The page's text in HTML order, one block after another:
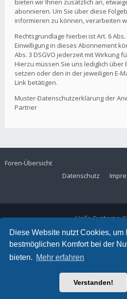
Diese Website nutzt Cookies, um
bestmöglichen Komfort bei der
bieten. Mehr erfahren
Verstanden!
bieten wir Ihnen zusätzlich an,
abonnieren. Um Sie über diese
informieren zu können, verarbeiten
Rechtsgrundlage hierbei ist Art. 6 Abs.
Einwilligung in dieses Abonnement
Abs. 3 DSGVO jederzeit mit Wirkung
Hierzu müssen Sie uns lediglich
setzen oder den in der jeweiligen E-
Link betätigen.
Muster-Datenschutzerklärung der
Partner
Foren-Übersicht
Datenschutz
Volla Systeme
Kölner Straße
42897
Telefon:+49 2191
E-Mail:
Ariki Theme by